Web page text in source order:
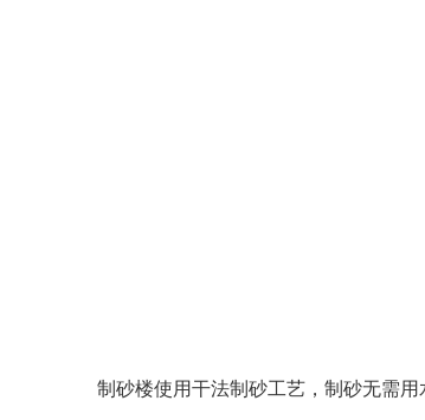
制砂楼使用干法制砂工艺，制砂无需